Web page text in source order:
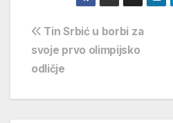
Navigacija
objava
Tin Srbić u borbi za
svoje prvo olimpijsko
odličje